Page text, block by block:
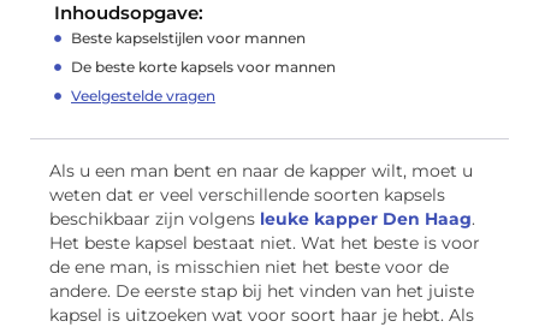
Inhoudsopgave:
Beste kapselstijlen voor mannen
De beste korte kapsels voor mannen
Veelgestelde vragen
Als u een man bent en naar de kapper wilt, moet u
weten dat er veel verschillende soorten kapsels
beschikbaar zijn volgens leuke kapper Den Haag.
Het beste kapsel bestaat niet. Wat het beste is voor
de ene man, is misschien niet het beste voor de
andere. De eerste stap bij het vinden van het juiste
kapsel is uitzoeken wat voor soort haar je hebt. Als